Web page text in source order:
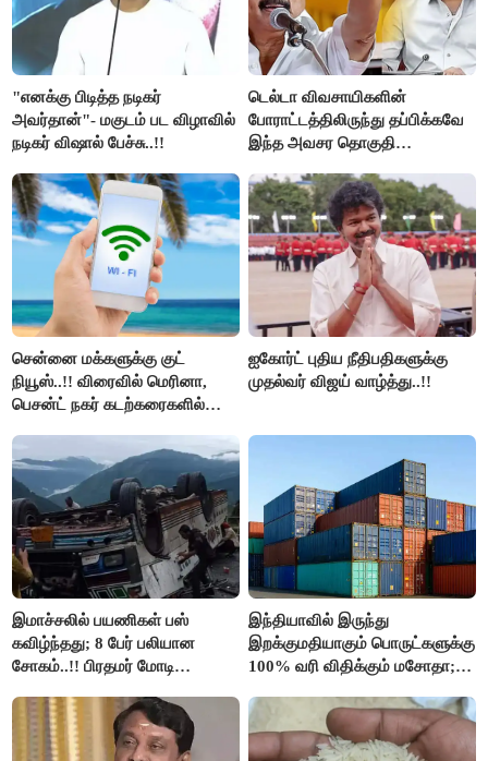
"எனக்கு பிடித்த நடிகர்
அவர்தான்"- மகுடம் பட விழாவில்
நடிகர் விஷால் பேச்சு..!!
டெல்டா விவசாயிகளின்
போராட்டத்திலிருந்து தப்பிக்கவே
இந்த அவசர தொகுதி
அரங்கேற்றுகிறார் முதலமைச்சர் -
திமுக ஐடி விங்..!!
சென்னை மக்களுக்கு குட்
நியூஸ்..!! விரைவில் மெரினா,
பெசன்ட் நகர் கடற்கரைகளில்
ஐகோர்ட் புதிய நீதிபதிகளுக்கு
முதல்வர் விஜய் வாழ்த்து..!!
இமாச்சலில் பயணிகள் பஸ்
கவிழ்ந்தது; 8 பேர் பலியான
சோகம்..!! பிரதமர் மோடி
இந்தியாவில் இருந்து
இறக்குமதியாகும் பொருட்களுக்கு
100% வரி விதிக்கும் மசோதா;